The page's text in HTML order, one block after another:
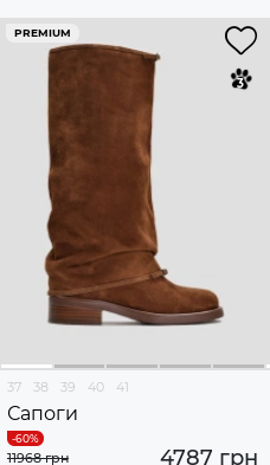
PREMIUM
37 38 39 40 41
Сапоги
4787 грн
11968 грн